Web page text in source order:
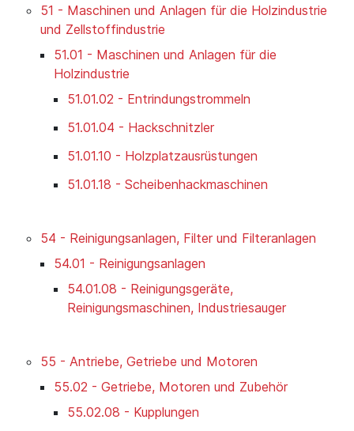
51 - Maschinen und Anlagen für die Holzindustrie
und Zellstoffindustrie
51.01 - Maschinen und Anlagen für die
Holzindustrie
51.01.02 - Entrindungstrommeln
51.01.04 - Hackschnitzler
51.01.10 - Holzplatzausrüstungen
51.01.18 - Scheibenhackmaschinen
54 - Reinigungsanlagen, Filter und Filteranlagen
54.01 - Reinigungsanlagen
54.01.08 - Reinigungsgeräte,
Reinigungsmaschinen, Industriesauger
55 - Antriebe, Getriebe und Motoren
55.02 - Getriebe, Motoren und Zubehör
55.02.08 - Kupplungen